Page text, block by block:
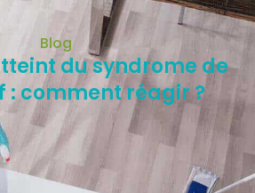
Blog
du syndrome de
: comment réagir ?